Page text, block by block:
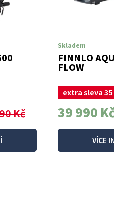
Kč
Skladem
FINNLO
FLOW
extra sleva
39 990
VÍCE